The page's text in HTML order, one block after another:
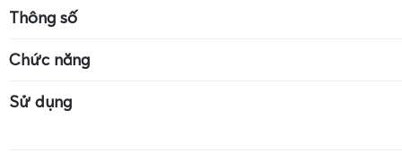
Kích thước cân: 7cm x 4cm
Thông số
Cân dùng pin CR-2032
Chức năng
Cân vàng
Sử dụng